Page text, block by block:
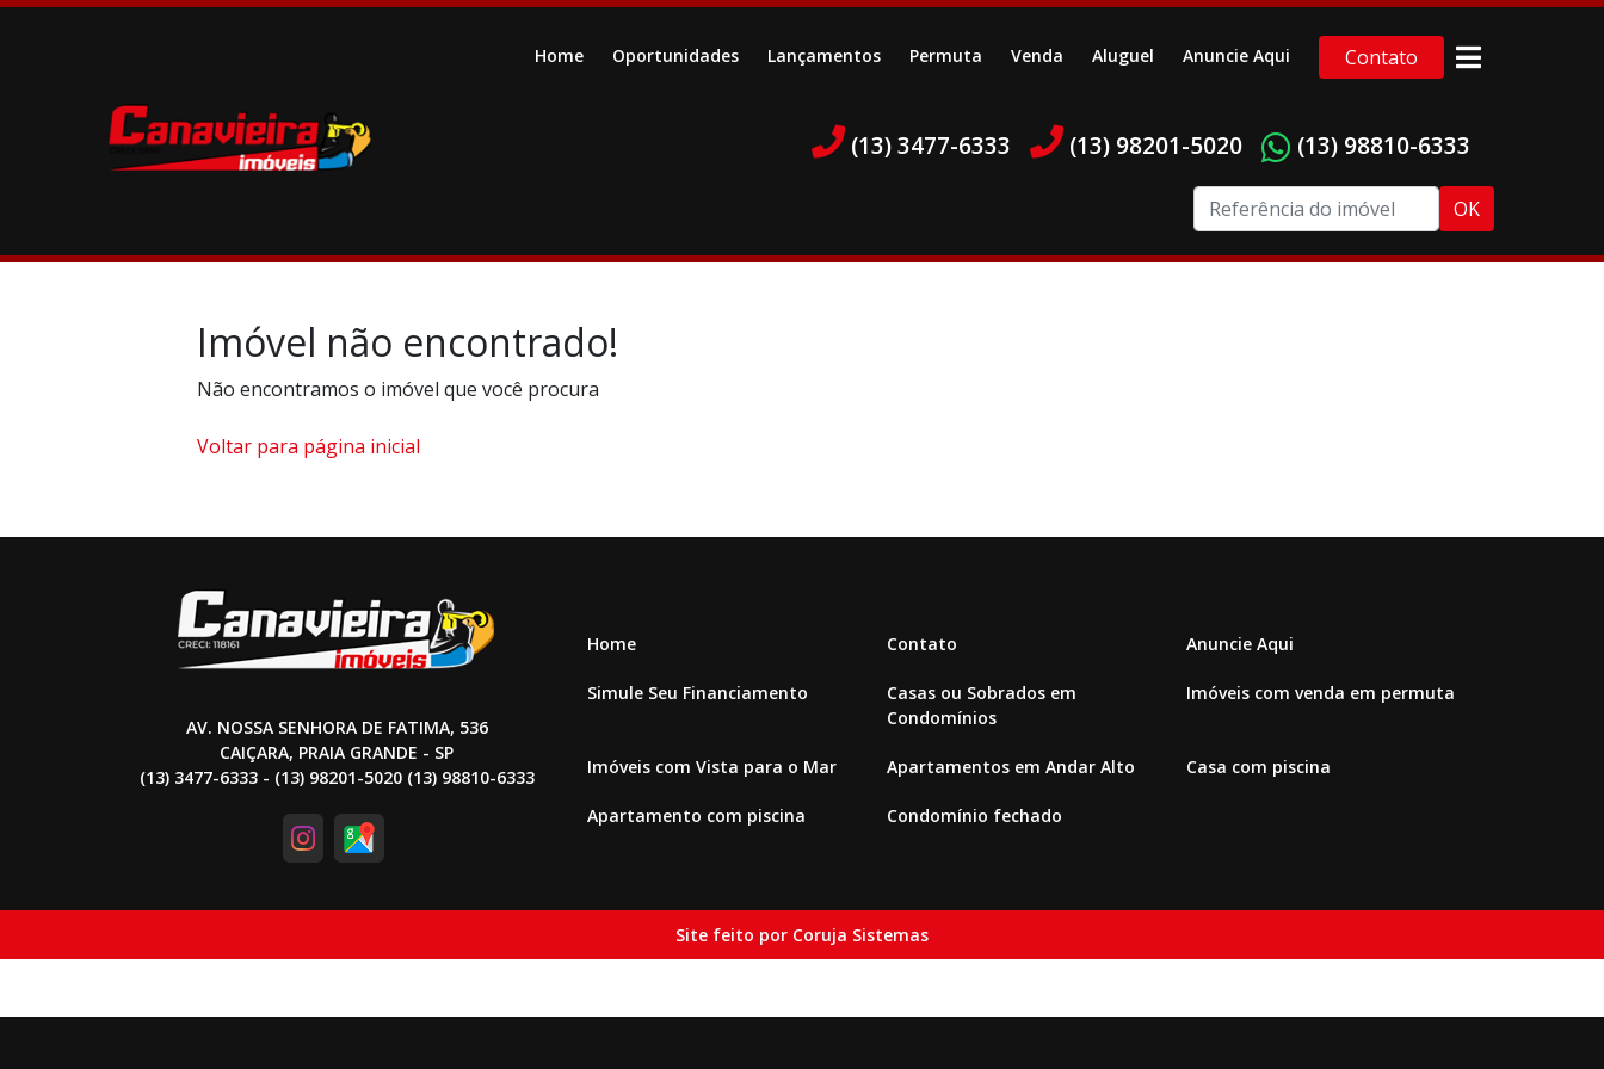
Home Oportunidades Lançamentos Permuta Venda Aluguel Anuncie Aqui Contato
(13) 3477-6333 (13) 98201-5020 (13) 98810-6333
OK
Imóvel não encontrado!
Não encontramos o imóvel que você procura
Voltar para página inicial
AV. NOSSA SENHORA DE FATIMA, 536
CAIÇARA, PRAIA GRANDE - SP
(13) 3477-6333 - (13) 98201-5020 (13) 98810-6333
Home Contato Anuncie Aqui
Simule Seu Financiamento
Casas ou Sobrados em
Condomínios
Imóveis com venda em permuta
Imóveis com Vista para o Mar Apartamentos em Andar Alto Casa com piscina
Apartamento com piscina Condomínio fechado
Site feito por Coruja Sistemas